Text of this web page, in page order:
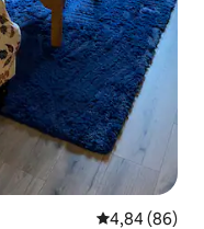
Évaluation
4,84 (86)